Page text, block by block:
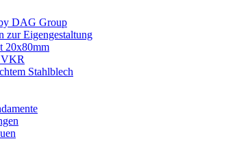
DAG Group
zur Eigengestaltung
20x80mm
VKR
Stahlblech